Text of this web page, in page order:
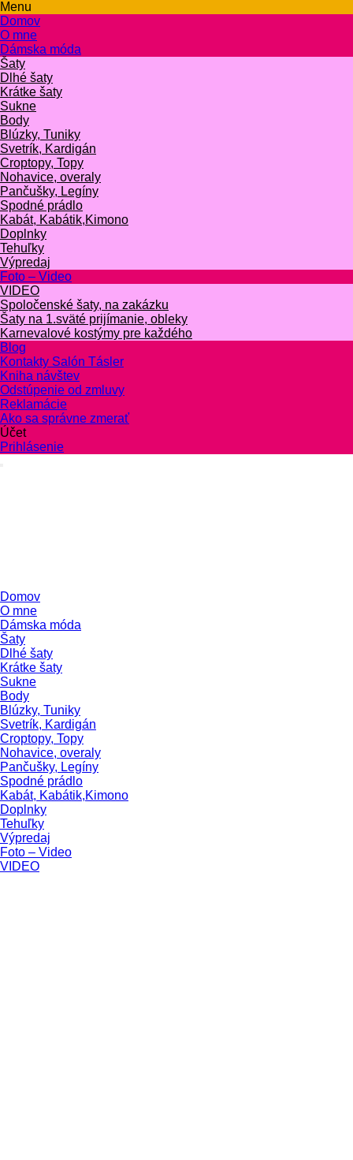
Menu
Domov
O mne
Dámska móda
Šaty
Dlhé šaty
Krátke šaty
Sukne
Body
Blúzky, Tuniky
Svetrík, Kardigán
Croptopy, Topy
Nohavice, overaly
Pančušky, Legíny
Spodné prádlo
Kabát, Kabátik,Kimono
Doplnky
Tehuľky
Výpredaj
Foto – Video
VIDEO
Spoločenské šaty, na zakázku
Šaty na 1.sväté prijímanie, obleky
Karnevalové kostýmy pre každého
Blog
Kontakty Salón Tásler
Kniha návštev
Odstúpenie od zmluvy
Reklamácie
Ako sa správne zmerať
Účet
Prihlásenie
Domov
O mne
Dámska móda
Šaty
Dlhé šaty
Krátke šaty
Sukne
Body
Blúzky, Tuniky
Svetrík, Kardigán
Croptopy, Topy
Nohavice, overaly
Pančušky, Legíny
Spodné prádlo
Kabát, Kabátik,Kimono
Doplnky
Tehuľky
Výpredaj
Foto – Video
VIDEO